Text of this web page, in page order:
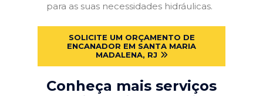
para as suas necessidades hidráulicas.
SOLICITE UM ORÇAMENTO DE
ENCANADOR EM SANTA MARIA
MADALENA, RJ
Conheça mais serviços